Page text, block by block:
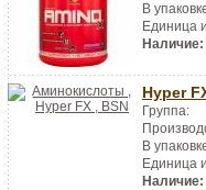
В
Единица
Наличие:
Hyper
Группа:
В
Единица
Наличие: